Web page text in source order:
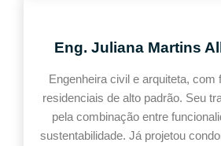
Eng. Juliana Martins
Engenheira civil e arquiteta, com
residenciais de alto padrão. Seu
pela combinação entre
sustentabilidade. Já projetou